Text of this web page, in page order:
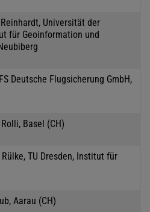
Universität der
für Geoinformation und
Deutsche Flugsicherung GmbH,
Basel (CH)
TU Dresden, Institut für
Aarau (CH)